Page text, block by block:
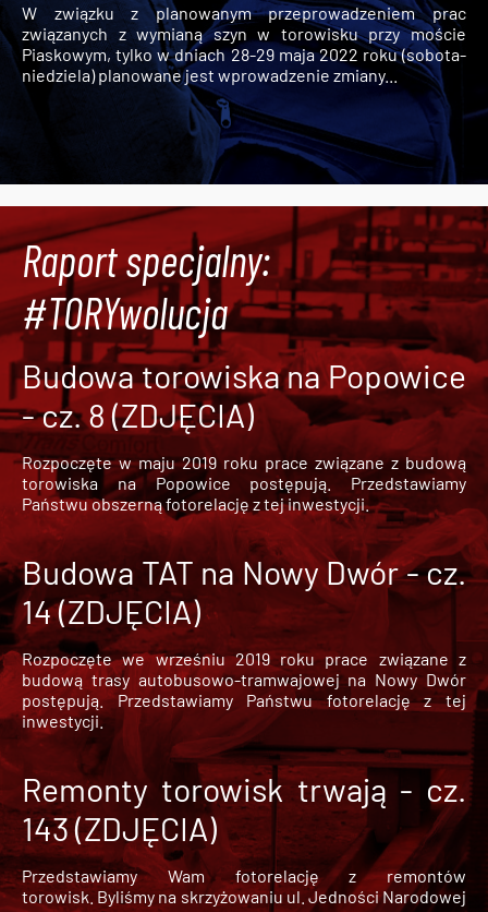
W związku z planowanym przeprowadzeniem prac
związanych z wymianą szyn w torowisku przy moście
Piaskowym, tylko w dniach 28-29 maja 2022 roku (sobota-
niedziela) planowane jest wprowadzenie zmiany...
Raport specjalny:
#TORYwolucja
Budowa torowiska na Popowice
- cz. 8 (ZDJĘCIA)
Rozpoczęte w maju 2019 roku prace związane z budową
torowiska na Popowice
postępują. Przedstawiamy
Państwu obszerną fotorelację z tej inwestycji.
Budowa TAT na Nowy Dwór - cz.
14 (ZDJĘCIA)
Rozpoczęte we wrześniu 2019 roku prace związane z
budową trasy autobusowo-tramwajowej na Nowy Dwór
postępują. Przedstawiamy Państwu fotorelację z tej
inwestycji.
Remonty torowisk trwają - cz.
143 (ZDJĘCIA)
Przedstawiamy Wam fotorelację z remontów
torowisk. Byliśmy na skrzyżowaniu ul. Jedności Narodowej